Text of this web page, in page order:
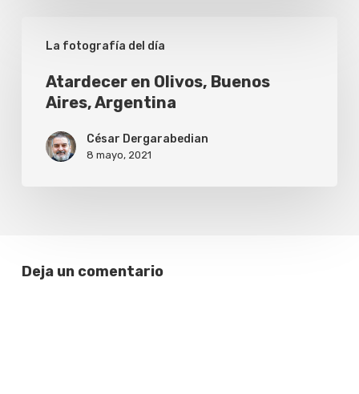
La fotografía del día
Olivos,
Buenos
Aires,
Argentina
Atardecer en Olivos, Buenos
Aires, Argentina
César Dergarabedian
8 mayo, 2021
Deja un comentario